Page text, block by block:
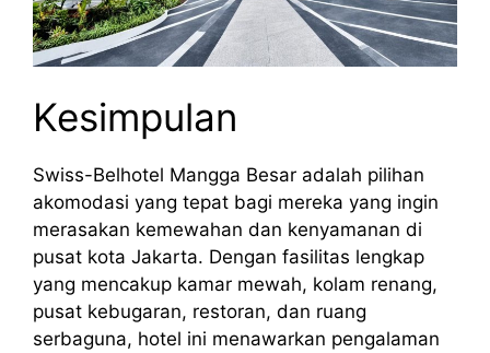
Kesimpulan
Swiss-Belhotel Mangga Besar adalah pilihan
akomodasi yang tepat bagi mereka yang ingin
merasakan kemewahan dan kenyamanan di
pusat kota Jakarta. Dengan fasilitas lengkap
yang mencakup kamar mewah, kolam renang,
pusat kebugaran, restoran, dan ruang
serbaguna, hotel ini menawarkan pengalaman